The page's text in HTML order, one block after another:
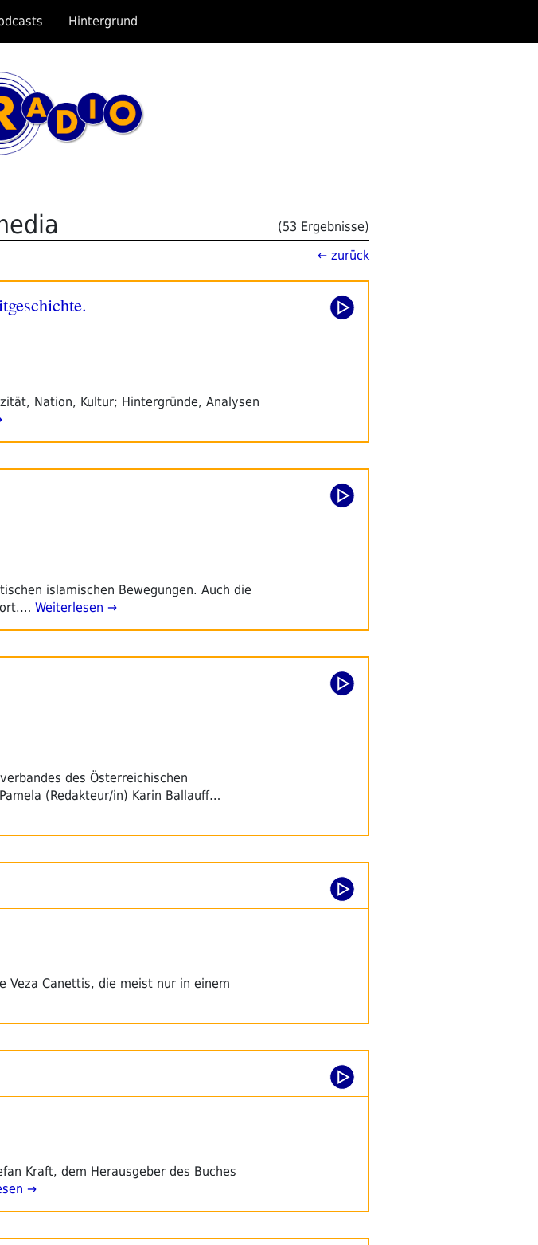
Hintergrund
(53 Ergebnisse)
← zurück
Nation, Kultur; Hintergründe, Analysen
islamischen Bewegungen. Auch die
Weiterlesen →
des Österreichischen
(Redakteur/in) Karin Ballauff…
Veza Canettis, die meist nur in einem
Kraft, dem Herausgeber des Buches
→